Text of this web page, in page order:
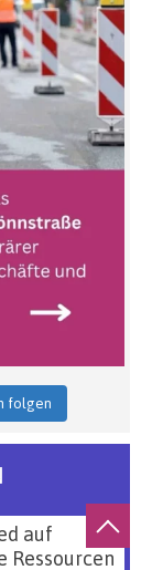
folgen
auf
Ressourcen